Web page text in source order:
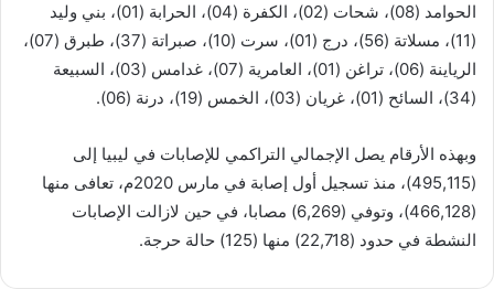
الحوامد (08)، شحات (02)، الكفرة (04)، الحرابة (01)، بني وليد
(11)، مسلاتة (56)، درج (01)، سرت (10)، صبراتة (37)، طبرق (07)،
الرياينة (06)، تراغن (01)، العامرية (07)، غدامس (03)، السبيعة
(34)، السائح (01)، غريان (03)، الخمس (19)، درنة (06).
وبهذه الأرقام يصل الإجمالي التراكمي للإصابات في ليبيا إلى
(495,115)، منذ تسجيل أول إصابة في مارس 2020م، تعافى منها
(466,128)، وتوفي (6,269) مصابا، في حين لازالت الإصابات
النشطة في حدود (22,718) منها (125) حالة حرجة.